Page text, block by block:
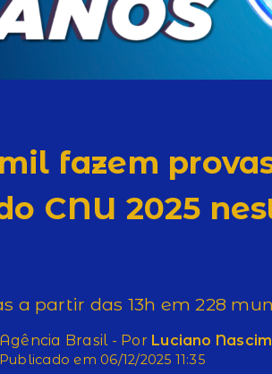
fazem
CNU 2025
a partir das 13h em 228
Agência Brasil - Por Luciano
Publicado em 06/12/2025 11:35